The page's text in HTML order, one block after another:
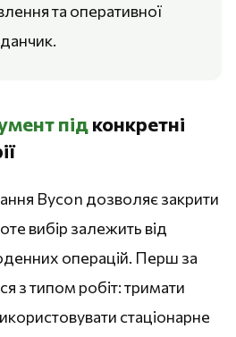
та оперативної
підконкретні
Bycon дозволяє закрити
вибір залежить від
операцій. Перш за
з типом робіт: тримати
стаціонарне